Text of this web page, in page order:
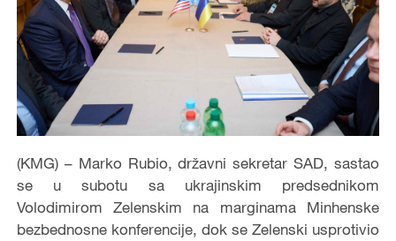
(KMG) – Marko Rubio, državni sekretar SAD, sastao
se u subotu sa ukrajinskim predsednikom
Volodimirom Zelenskim na marginama Minhenske
bezbednosne konferencije, dok se Zelenski usprotivio